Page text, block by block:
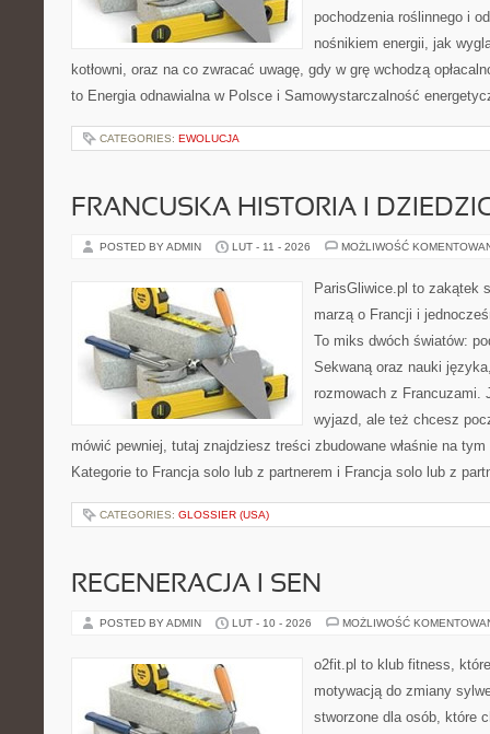
pochodzenia roślinnego i
nośnikiem energii, jak
kotłowni, oraz na co zwracać uwagę, gdy w grę wchodzą
to Energia odnawialna w Polsce i Samowystarczalność
CATEGORIES: EWOLUCJA
FRANCUSKA HISTORIA I
POSTED BY ADMIN LUT - 11 - 2026 MOŻLIWOŚĆ
ParisGliwice.pl to zakątek
marzą o Francji i
To miks dwóch światów:
Sekwaną oraz nauki
rozmowach z Francuzami.
wyjazd, ale też chcesz
mówić pewniej, tutaj znajdziesz treści zbudowane właśnie na
Kategorie to Francja solo lub z partnerem i Francja solo lub z
CATEGORIES: GLOSSIER (USA)
REGENERACJA I SEN
POSTED BY ADMIN LUT - 10 - 2026 MOŻLIWOŚĆ
o2fit.pl to klub fitness,
motywacją do zmiany
stworzone dla osób, które